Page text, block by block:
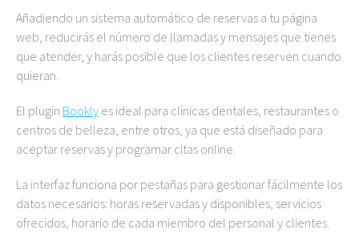
Añadiendo un sistema automático de reservas a tu página
web, reducirás el número de llamadas y mensajes que tienes
que atender, y harás posible que los clientes reserven cuando
quieran.
El plugin Bookly es ideal para clínicas dentales, restaurantes o
centros de belleza, entre otros, ya que está diseñado para
aceptar reservas y programar citas online.
La interfaz funciona por pestañas para gestionar fácilmente los
datos necesarios: horas reservadas y disponibles, servicios
ofrecidos, horario de cada miembro del personal y clientes.